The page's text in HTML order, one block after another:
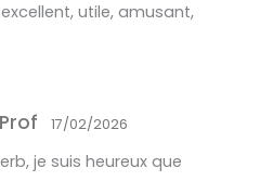
utile, amusant,
17/02/2026
je suis heureux que